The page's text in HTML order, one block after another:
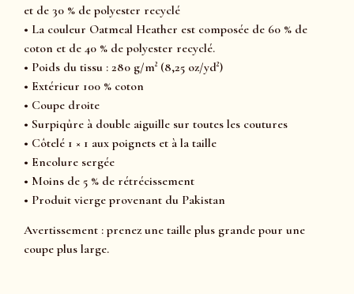
et de 30 % de polyester recyclé
• La couleur Oatmeal Heather est composée de 60 % de
coton et de 40 % de polyester recyclé.
• Poids du tissu : 280 g/m² (8,25 oz/yd²)
• Extérieur 100 % coton
• Coupe droite
• Surpiqûre à double aiguille sur toutes les coutures
• Côtelé 1 × 1 aux poignets et à la taille
• Encolure sergée
• Moins de 5 % de rétrécissement
• Produit vierge provenant du Pakistan
Avertissement : prenez une taille plus grande pour une
coupe plus large.